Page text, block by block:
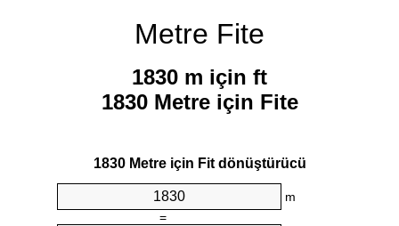
Metre Fite
1830 m için ft
1830 Metre için Fite
1830 Metre için Fit dönüştürücü
m
=